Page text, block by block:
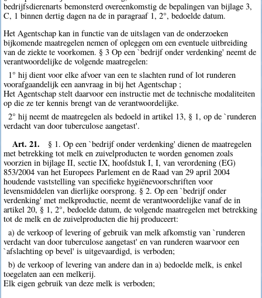
bedrijfsdierenarts bemonsterd overeenkomstig de bepalingen van bijlage 3,
C, 1 binnen dertig dagen na de in paragraaf 1, 2°, bedoelde datum.
Het Agentschap kan in functie van de uitslagen van de onderzoeken
bijkomende maatregelen nemen of opleggen om een eventuele uitbreiding
van de ziekte te voorkomen. § 3 Op een `bedrijf onder verdenking' neemt de
verantwoordelijke de volgende maatregelen:
1° hij dient voor elke afvoer van een te slachten rund of lot runderen
voorafgaandelijk een aanvraag in bij het Agentschap ;
Het Agentschap stelt daarvoor een instructie met de technische modaliteiten
op die ze ter kennis brengt van de verantwoordelijke.
2° hij neemt de maatregelen als bedoeld in artikel 13, § 1, op de `runderen
verdacht van door tuberculose aangetast'.
Art. 21.
§ 1. Op een `bedrijf onder verdenking' dienen de maatregelen
met betrekking tot melk en zuivelproducten te worden genomen zoals
voorzien in bijlage II, sectie IX, hoofdstuk I, I, van verordening (EG)
853/2004 van het Europees Parlement en de Raad van 29 april 2004
houdende vaststelling van specifieke hygiënevoorschriften voor
levensmiddelen van dierlijke oorsprong. § 2. Op een `bedrijf onder
verdenking' met melkproductie, neemt de verantwoordelijke vanaf de in
artikel 20, § 1, 2°, bedoelde datum, de volgende maatregelen met betrekking
tot de melk en de zuivelproducten die hij produceert:
a) de verkoop of levering of gebruik van melk afkomstig van `runderen
verdacht van door tuberculose aangetast' en van runderen waarvoor een
`afslachting op bevel' is uitgevaardigd, is verboden;
b) de verkoop of levering van andere dan in a) bedoelde melk, is enkel
toegelaten aan een melkerij.
Elk eigen gebruik van deze melk is verboden;